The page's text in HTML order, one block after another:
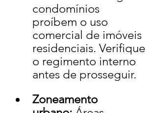
condomínios
proíbem o uso
comercial de imóveis
residenciais. Verifique
o regimento interno
antes de prosseguir.
Zoneamento